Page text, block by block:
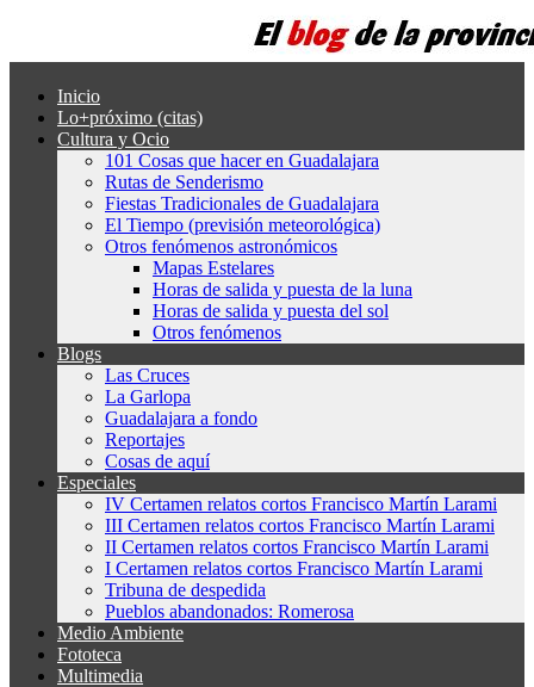
Inicio
Lo+próximo (citas)
Cultura y Ocio
101 Cosas que hacer en Guadalajara
Rutas de Senderismo
Fiestas Tradicionales de Guadalajara
El Tiempo (previsión meteorológica)
Otros fenómenos astronómicos
Mapas Estelares
Horas de salida y puesta de la luna
Horas de salida y puesta del sol
Otros fenómenos
Blogs
Las Cruces
La Garlopa
Guadalajara a fondo
Reportajes
Cosas de aquí
Especiales
IV Certamen relatos cortos Francisco Martín Larami
III Certamen relatos cortos Francisco Martín Larami
II Certamen relatos cortos Francisco Martín Larami
I Certamen relatos cortos Francisco Martín Larami
Tribuna de despedida
Pueblos abandonados: Romerosa
Medio Ambiente
Fototeca
Multimedia